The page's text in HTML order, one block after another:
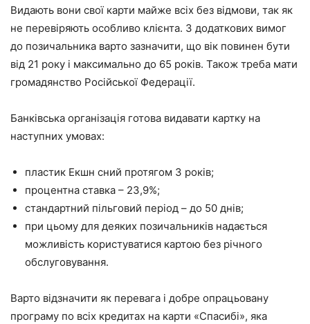
Видають вони свої карти майже всіх без відмови, так як
не перевіряють особливо клієнта. З додаткових вимог
до позичальника варто зазначити, що вік повинен бути
від 21 року і максимально до 65 років. Також треба мати
громадянство Російської Федерації.
Банківська організація готова видавати картку на
наступних умовах:
пластик Екшн сний протягом 3 років;
процентна ставка – 23,9%;
стандартний пільговий період – до 50 днів;
при цьому для деяких позичальників надається
можливість користуватися картою без річного
обслуговування.
Варто відзначити як перевага і добре опрацьовану
програму по всіх кредитах на карти «Спасибі», яка